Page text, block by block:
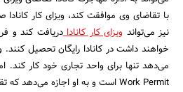
با تقاضای وی موافقت کند، ویزای کار
نیز می‌تواند ویزای کار کانادا
خواهند داشت در کانادا رایگان تحصیل
Work Permit است و به او اجازه می‌دهد که تقریبا برای هر کارفرمایی کار کند.